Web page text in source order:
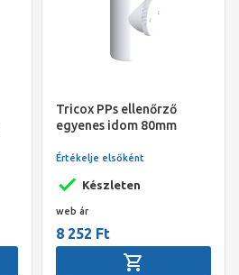
Tricox PPs ellenőrző
egyenes idom 80mm
Készleten
Értékelje elsőként
web ár
8 252 Ft